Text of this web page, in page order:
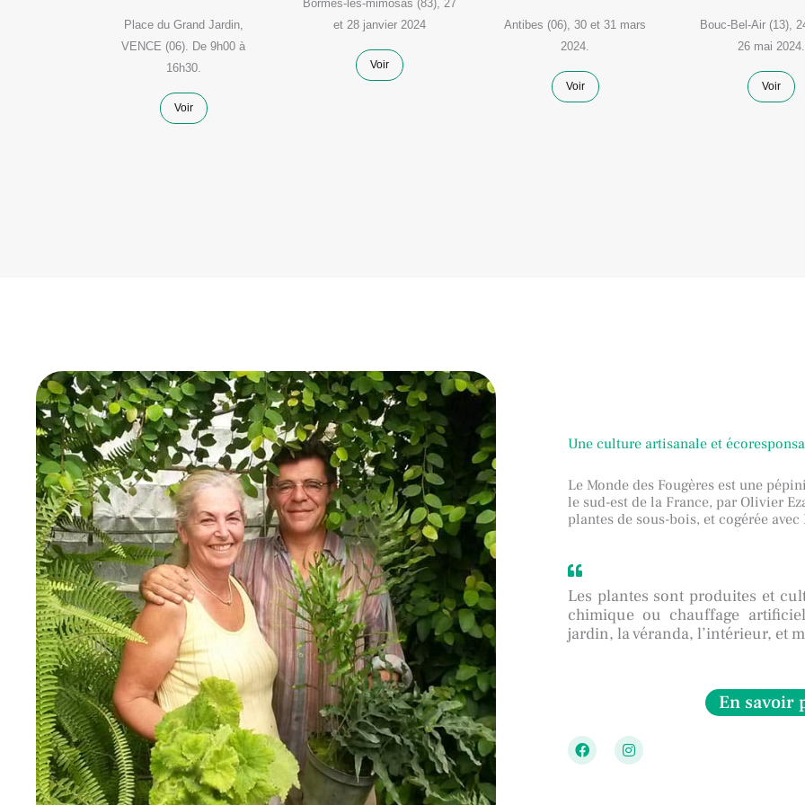
Place du Grand Jardin,
VENCE (06). De 9h00 à
16h30.
Voir
Bormes-les-mimosas (83), 27
et 28 janvier 2024
Voir
Antibes (06), 30 et 31 mars
2024.
Voir
Bouc-Bel-Air (13),
26 mai 2024.
Voir
Une culture artisanale et
Le Monde des Fougères est une
le sud-est de la France, par Olivier
plantes de sous-bois, et cogérée
Les plantes sont produites et
chimique ou chauffage
jardin, la véranda, l’intérieur, et
En savoir
F
a
I
n